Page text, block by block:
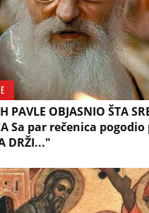
PAVLE OBJASNIO ŠTA
Sa par rečenica
DRŽI..."